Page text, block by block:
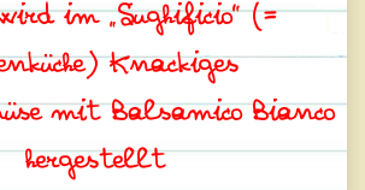
im „Sughificio” (=
Knackiges
mit Balsamico Bianco
hergestellt